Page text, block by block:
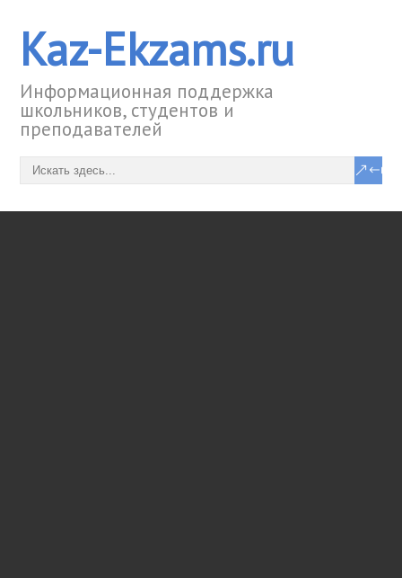
Kaz-Ekzams.ru
Информационная поддержка
школьников, студентов и
преподавателей